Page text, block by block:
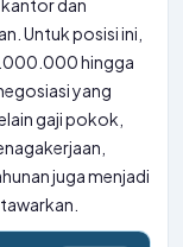
dan
Untuk posisi ini,
hingga
yang
gaji pokok,
juga menjadi